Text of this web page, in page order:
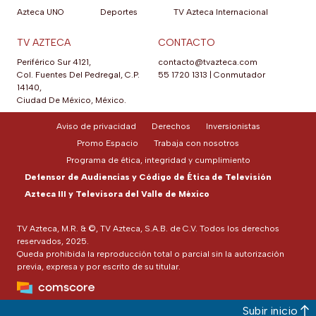
Azteca UNO
Deportes
TV Azteca Internacional
TV AZTECA
Periférico Sur 4121,
Col. Fuentes Del Pedregal, C.P.
14140,
Ciudad De México, México.
CONTACTO
contacto@tvazteca.com
55 1720 1313
Conmutador
TV Azteca, M.R. & ©, TV Azteca, S.A.B. de C.V. Todos los derechos
reservados, 2025.
Queda prohibida la reproducción total o parcial sin la autorización
previa, expresa y por escrito de su titular.
Aviso de privacidad Derechos
Inversionistas
Promo Espacio
Trabaja con nosotros
Programa de ética, integridad y cumplimiento
Defensor de Audiencias y Código de Ética de Televisión
Azteca III y Televisora del Valle de México
Subir inicio